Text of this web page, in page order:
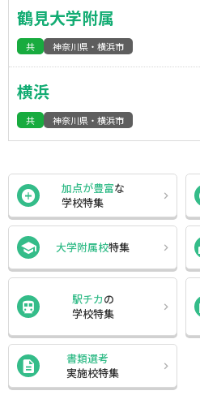
鶴見大学附属
共 神奈川県・横浜市
横浜
共 神奈川県・横浜市
加点が豊富な
学校特集
大学附属校特集
駅チカの
学校特集
書類選考
実施校特集